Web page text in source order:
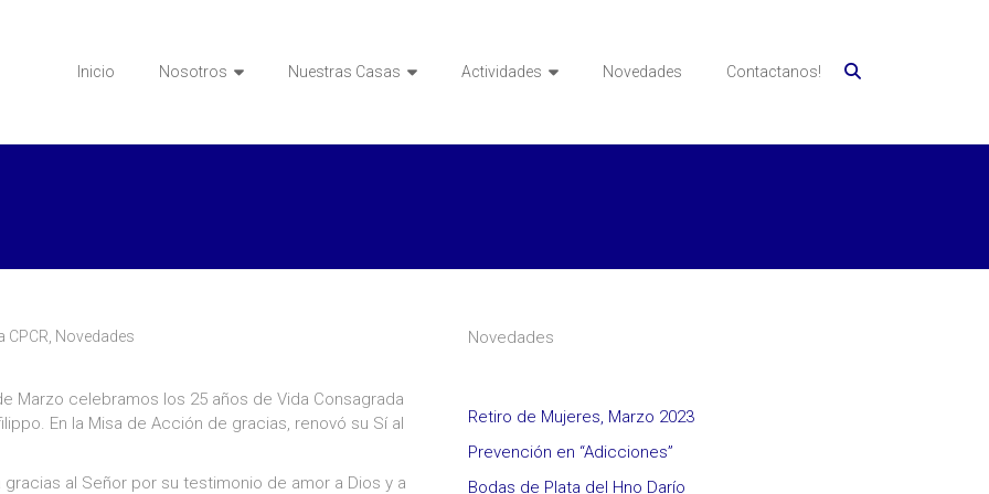
Inicio Nosotros Nuestras Casas Actividades Novedades Contactanos!
CPCR Novedades
Marzo celebramos los 25 años de Vida Consagrada
En la Misa de Acción de gracias, renovó su Sí al
gracias al Señor por su testimonio de amor a Dios y a
Novedades
Retiro de Mujeres, Marzo 2023
Prevención en “Adicciones”
Bodas de Plata del Hno Darío